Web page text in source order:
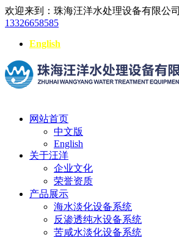
欢迎来到：珠海汪洋水处理设备有限公司
13326658585
English
网站首页
中文版
English
关于汪洋
企业文化
荣誉资质
产品展示
海水淡化设备系统
反渗透纯水设备系统
苦咸水淡化设备系统